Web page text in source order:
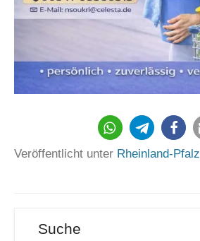
Veröffentlicht unter Rheinland-Pfalz
Suche